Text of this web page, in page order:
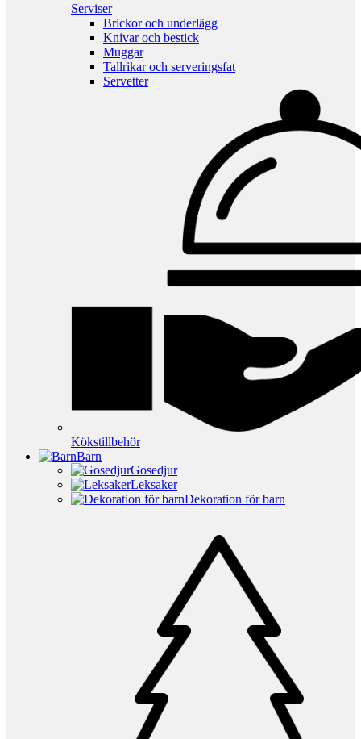
Serviser
Brickor och underlägg
Knivar och bestick
Muggar
Tallrikar och serveringsfat
Servetter
Kökstillbehör
Barn
Gosedjur
Leksaker
Dekoration för barn